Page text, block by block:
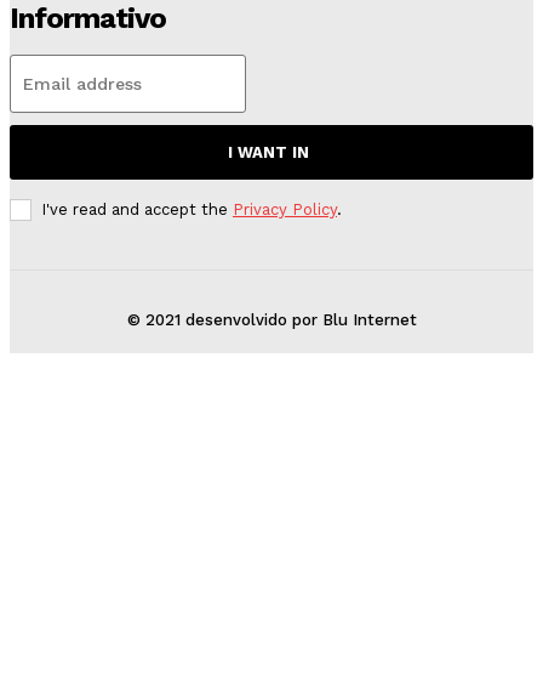
Informativo
I WANT IN
I've read and accept the Privacy Policy.
© 2021 desenvolvido por Blu Internet